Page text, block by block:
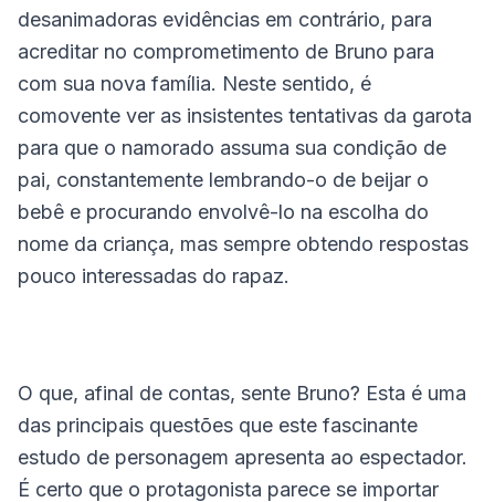
desanimadoras evidências em contrário, para
acreditar no comprometimento de Bruno para
com sua nova família. Neste sentido, é
comovente ver as insistentes tentativas da garota
para que o namorado assuma sua condição de
pai, constantemente lembrando-o de beijar o
bebê e procurando envolvê-lo na escolha do
nome da criança, mas sempre obtendo respostas
pouco interessadas do rapaz.
O que, afinal de contas, sente Bruno? Esta é uma
das principais questões que este fascinante
estudo de personagem apresenta ao espectador.
É certo que o protagonista parece se importar